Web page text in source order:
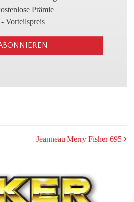
Prämie
- Vorteilspreis
Jeanneau Merry Fisher 695